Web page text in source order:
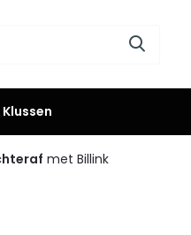
met Billink